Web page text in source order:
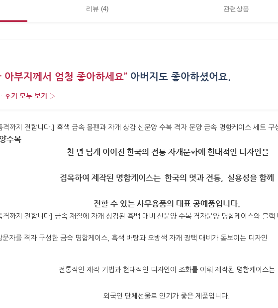
리뷰 (4) 관련상품
부지께서 엄청 좋아하세요” 아버지도 좋아하셨어요.
· 후기 모두 보기 ›
수복
천 년 넘게 이어진 한국의 전통 자개문화에 현대적인 디자인을
접목하여 제작된 명함케이스는 한국의 멋과 전통, 실용성을 함께
전할 수 있는 사무용품의 대표 공예품입니다.
전통적인 제작 기법과 현대적인 디자인이 조화를 이뤄 제작된 명함케이스는
외국인 단체선물로 인기가 좋은 제품입니다.